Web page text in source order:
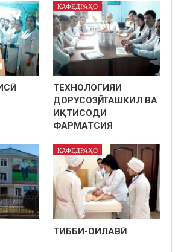
КАФЕДРАҲО
ТЕХНОЛОГИЯИ
ДОРУСОЗӢ, ТАШКИЛ ВА
ИҚТИСОДИ
ФАРМАТСИЯ
КАФЕДРАҲО
ТИББИ-ОИЛАВӢ